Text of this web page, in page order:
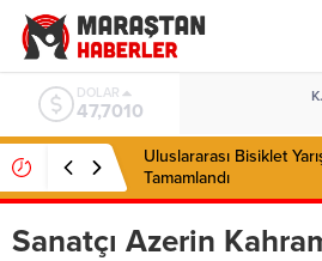
EURO
55,0063
Uluslararası Bisiklet
Tamamlandı
Sanatçı Azerin